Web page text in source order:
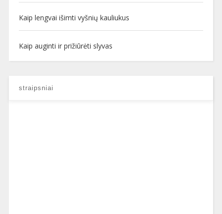
Kaip lengvai išimti vyšnių kauliukus
Kaip auginti ir prižiūrėti slyvas
straipsniai